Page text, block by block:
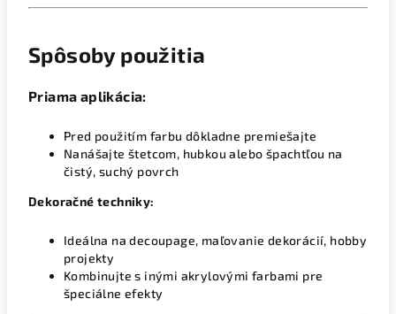
Spôsoby použitia
Priama aplikácia:
Pred použitím farbu dôkladne premiešajte
Nanášajte štetcom, hubkou alebo špachtľou na
čistý, suchý povrch
Dekoračné techniky:
Ideálna na decoupage, maľovanie dekorácií, hobby
projekty
Kombinujte s inými akrylovými farbami pre
špeciálne efekty